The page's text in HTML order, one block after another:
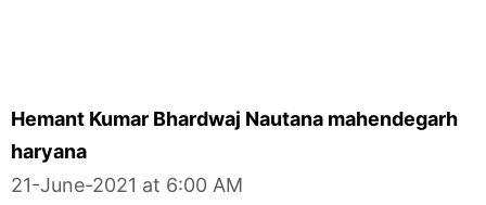
Hemant Kumar Bhardwaj Nautana mahendegarh
haryana
21-June-2021 at 6:00 AM